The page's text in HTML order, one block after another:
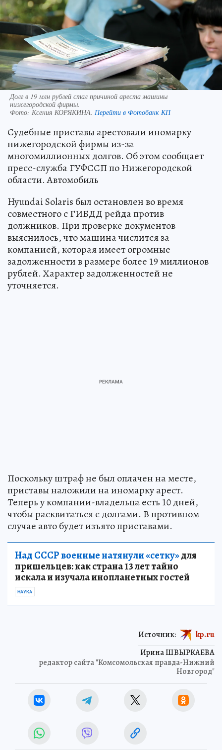
Долг в 19 млн рублей стал причиной ареста машины
нижегородской фирмы.
Фото: Ксения КОРЯКИНА. Перейти в Фотобанк КП
Судебные приставы арестовали иномарку
нижегородской фирмы из-за
многомиллионных долгов. Об этом сообщает
пресс-служба ГУФССП по Нижегородской
области. Автомобиль
Hyundai Solaris был остановлен во время
совместного с ГИБДД рейда против
должников. При проверке документов
выяснилось, что машина числится за
компанией, которая имеет огромные
задолженности в размере более 19 миллионов
рублей. Характер задолженностей не
уточняется.
Поскольку штраф не был оплачен на месте,
приставы наложили на иномарку арест.
Теперь у компании-владельца есть 10 дней,
чтобы расквитаться с долгами. В противном
случае авто будет изъято приставами.
Над СССР военные натянули «сетку»для
пришельцев: как страна 13 лет тайно
искала и изучала инопланетных гостей
НАУКА
Ирина ШВЫРКАЕВА
редактор сайта "Комсомольская правда-Нижний
Новгород"
Источник: kp.ru